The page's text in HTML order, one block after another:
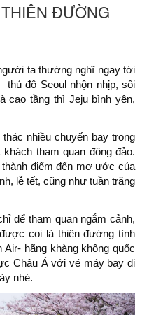
ĐƯỜNG
ta thường nghĩ ngay tới
đô Seoul nhộn nhịp, sôi
cao tầng thì Jeju bình yên,
nhiều chuyến bay trong
tham quan đông đảo.
điểm đến mơ ước của
lễ tết, cũng như tuần trăng
để tham quan ngắm cảnh,
coi là thiên đường tình
hãng khàng không quốc
Châu Á với vé máy bay đi
nhé.